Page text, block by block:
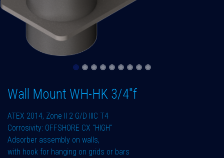
Wall Mount WH-HK 3/4"f
ATEX 2014, Zone II 2 G/D IIIC T4
Corrosivity: OFFSHORE CX "HIGH"
Adsorber assembly on walls,
with hook for hanging on grids or bars